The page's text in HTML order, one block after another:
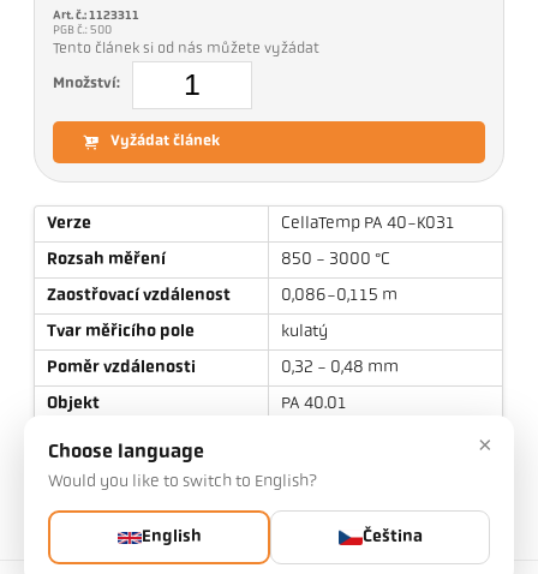
Art. č.: 1123311
PGB č.: 500
Tento článek si od nás můžete vyžádat
Množství:
Vyžádat článek
Verze
CellaTemp PA 40-K031
Rozsah měření
850 - 3000 °C
Zaostřovací vzdálenost
0,086-0,115 m
Tvar měřicího pole
kulatý
Poměr vzdálenosti
0,32 - 0,48 mm
Objekt
PA 40.01
Princip měření
Zaměřovací zařízení
Videokamera
×
Choose language
Would you like to switch to English?
English Čeština